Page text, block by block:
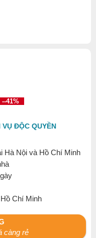
--41%
VỤ ĐỘC QUYỀN
Hà Nội và Hồ Chí Minh
Chí Minh
càng rẻ